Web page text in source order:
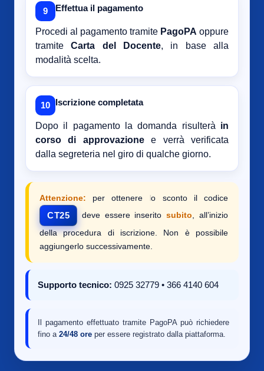
9 Effettua il pagamento
Procedi al pagamento tramite PagoPA oppure
tramiteCarta del Docente, in base alla
modalità scelta.
10 Iscrizione completata
Dopo il pagamento la domanda risulterà in
corso di approvazionee verrà verificata
dalla segreteria nel giro di qualche giorno.
Attenzione: per ottenere lo sconto il codice
CT25 deve essere inseritosubito , all’inizio
della procedura di iscrizione. Non è possibile
aggiungerlo successivamente.
Supporto tecnico: 0925 32779 • 366 4140 604
Il pagamento effettuato tramite PagoPA può richiedere
fino a 24/48 ore per essere registrato dalla piattaforma.